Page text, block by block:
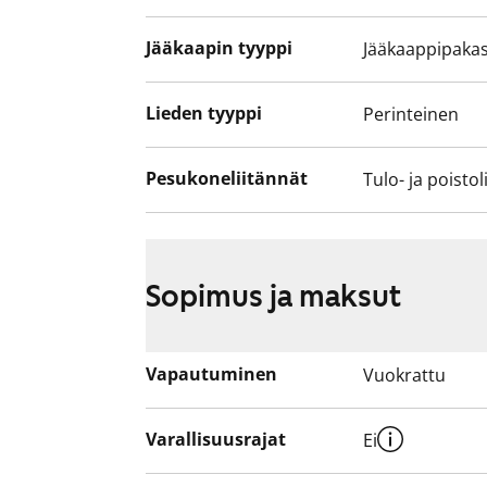
Jääkaapin tyyppi
Lieden tyyppi Perinteinen
Pesukoneliitännät Tulo- ja
Sopimus ja maksut
Vapautuminen Vuokrattu
Varallisuusrajat Ei